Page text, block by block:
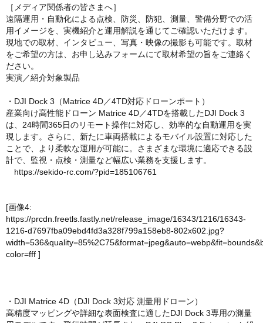
［メディア関係者の皆さまへ］
遠隔運用・自動化による点検、防災、防犯、測量、警備分野での活
用イメージを、実機紹介と運用解説を通じてご確認いただけます。
現地での取材、インタビュー、写真・映像の撮影も可能です。取材
をご希望の方は、お申し込みフォームにて取材希望の旨をご連絡く
ださい。
実演／紹介対象製品
・DJI Dock 3（Matrice 4D／4TD対応ドローンポート）
産業向け高性能ドローン Matrice 4D／4TDを搭載したDJI Dock 3
は、24時間365日のリモート操作に対応し、効率的な自動運用を実
現します。さらに、新たに車両搭載によるモバイル設置に対応した
ことで、より柔軟な運用が可能に。さまざまな環境に適応できる設
計で、監視・点検・測量など幅広い業務を支援します。
https://sekido-rc.com/?pid=185106761
[画像4:
https://prcdn.freetls.fastly.net/release_image/16343/1216/16343-
1216-d7697fba09ebd4fd3a328f799a158eb8-802x602.jpg?
color=fff ]
・DJI Matrice 4D（DJI Dock 3対応 測量用ドローン）
高精度マッピングや詳細な表面検査に適したDJI Dock 3専用の測量